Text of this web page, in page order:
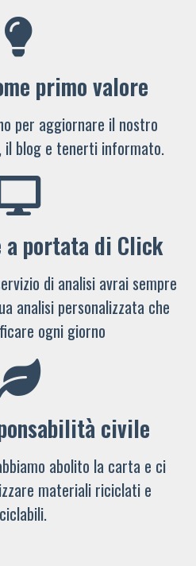
primo valore
per aggiornare il nostro
il blog e tenerti informato.
a portata di Click
di analisi avrai sempre
analisi personalizzata che
ogni giorno
civile
abolito la carta e ci
materiali riciclati e